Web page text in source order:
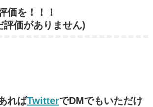
価を！！！
評価がありません)
ればTwitterでDMでもいただけ